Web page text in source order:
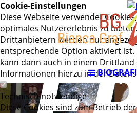
Cookie-Einstellungen
Diese Webseite verwendet
optimales Nutzererlebnis zu
Drittanbietern werden nur
entsprechende Option aktiviert
kann dann auch in einem
Informationen hierzu in der
Technisch notwendige
Diese Cookies sind zum Betrieb